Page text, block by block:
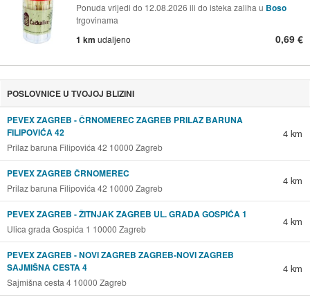
Ponuda vrijedi do 12.08.2026 ili do isteka zaliha u Boso
trgovinama
1 km udaljeno 0,69 €
POSLOVNICE U TVOJOJ BLIZINI
PEVEX ZAGREB - ČRNOMEREC ZAGREB PRILAZ BARUNA
FILIPOVIĆA 42
Prilaz baruna Filipovića 42 10000 Zagreb
4 km
PEVEX ZAGREB ČRNOMEREC
Prilaz baruna Filipovića 42 10000 Zagreb
4 km
PEVEX ZAGREB - ŽITNJAK ZAGREB UL. GRADA GOSPIĆA 1
Ulica grada Gospića 1 10000 Zagreb
4 km
PEVEX ZAGREB - NOVI ZAGREB ZAGREB-NOVI ZAGREB
SAJMIŠNA CESTA 4
Sajmišna cesta 4 10000 Zagreb
4 km